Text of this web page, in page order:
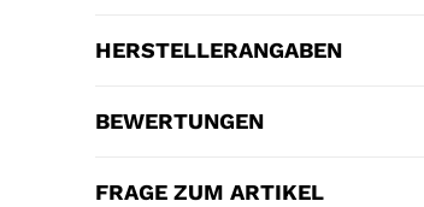
HERSTELLERANGABEN
BEWERTUNGEN
FRAGE ZUM ARTIKEL